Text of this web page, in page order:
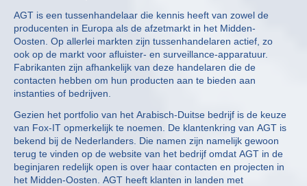
AGT is een tussenhandelaar die kennis heeft van zowel de
producenten in Europa als de afzetmarkt in het Midden-
Oosten. Op allerlei markten zijn tussenhandelaren actief, zo
ook op de markt voor afluister- en surveillance-apparatuur.
Fabrikanten zijn afhankelijk van deze handelaren die de
contacten hebben om hun producten aan te bieden aan
instanties of bedrijven.
Gezien het portfolio van het Arabisch-Duitse bedrijf is de keuze
van Fox-IT opmerkelijk te noemen. De klantenkring van AGT is
bekend bij de Nederlanders. Die namen zijn namelijk gewoon
terug te vinden op de website van het bedrijf omdat AGT in de
beginjaren redelijk open is over haar contacten en projecten in
het Midden-Oosten. AGT heeft klanten in landen met